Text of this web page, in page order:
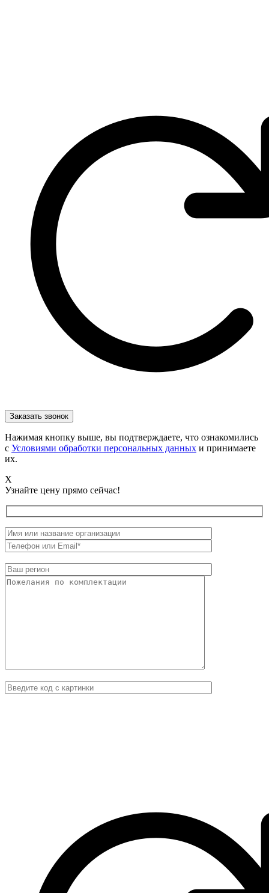
Нажимая кнопку выше, вы подтверждаете, что ознакомились
с Условиями обработки персональных данных и принимаете
их.
X
Узнайте цену прямо сейчас!